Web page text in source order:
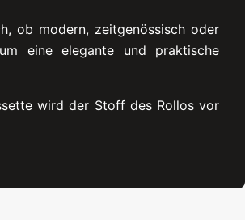
ob modern, zeitgenössisch oder
eine elegante und praktische
wird der Stoff des Rollos vor